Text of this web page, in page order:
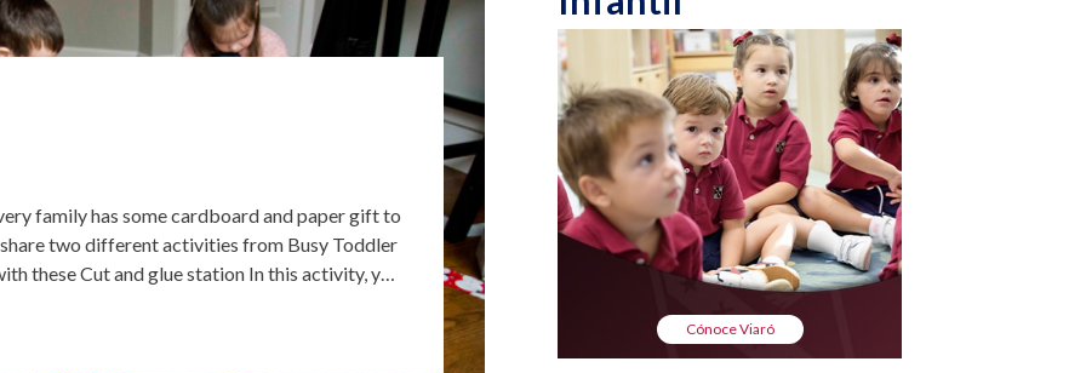
family has some cardboard and paper gift to
two different activities from Busy Toddler
these Cut and glue station In this activity, you
Cónoce Viaró